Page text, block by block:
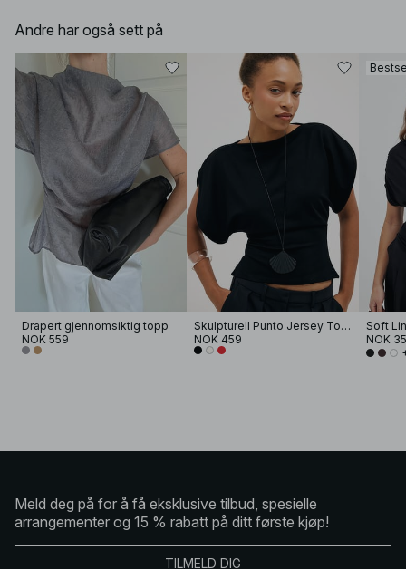
Andre har også sett på
Drapert gjennomsiktig topp
NOK 559
Skulpturell Punto Jersey Topp
NOK 459
NOK
Meld deg på for å få eksklusive tilbud, spesielle
arrangementer og 15 % rabatt på ditt første kjøp!
TILMELD DIG